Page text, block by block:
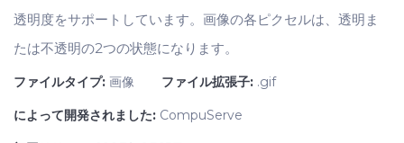
透明度をサポートしています。画像の各ピクセルは、透明ま
たは不透明の2つの状態になります。
ファイルタイプ: 画像 ファイル拡張子: .gif
によって開発されました: CompuServe